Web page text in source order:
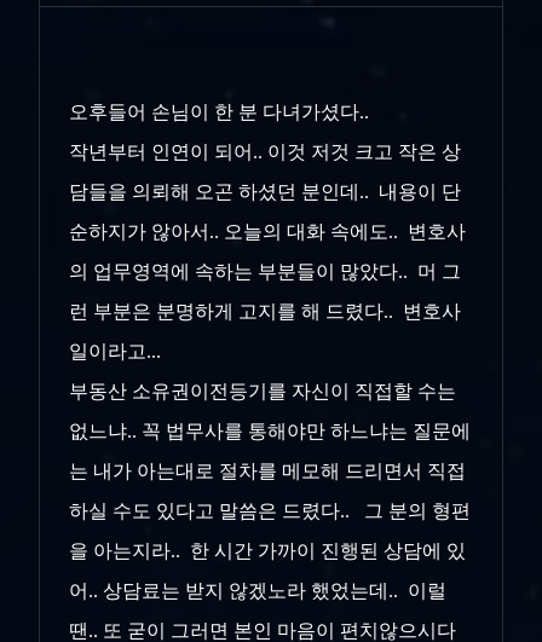
오후들어 손님이 한 분 다녀가셨다..
작년부터 인연이 되어.. 이것 저것 크고 작은 상
담들을 의뢰해 오곤 하셨던 분인데.. 내용이 단
순하지가 않아서.. 오늘의 대화 속에도.. 변호사
의 업무영역에 속하는 부분들이 많았다.. 머 그
런 부분은 분명하게 고지를 해 드렸다.. 변호사
일이라고...
부동산 소유권이전등기를 자신이 직접할 수는
없느냐.. 꼭 법무사를 통해야만 하느냐는 질문에
는 내가 아는대로 절차를 메모해 드리면서 직접
하실 수도 있다고 말씀은 드렸다.. 그 분의 형편
을 아는지라.. 한 시간 가까이 진행된 상담에 있
어.. 상담료는 받지 않겠노라 했었는데.. 이럴
땐.. 또 굳이 그러면 본인 마음이 편치않으시다